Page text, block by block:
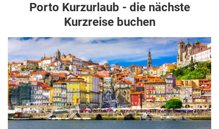
Porto Kurzurlaub - die nächste
Kurzreise buchen